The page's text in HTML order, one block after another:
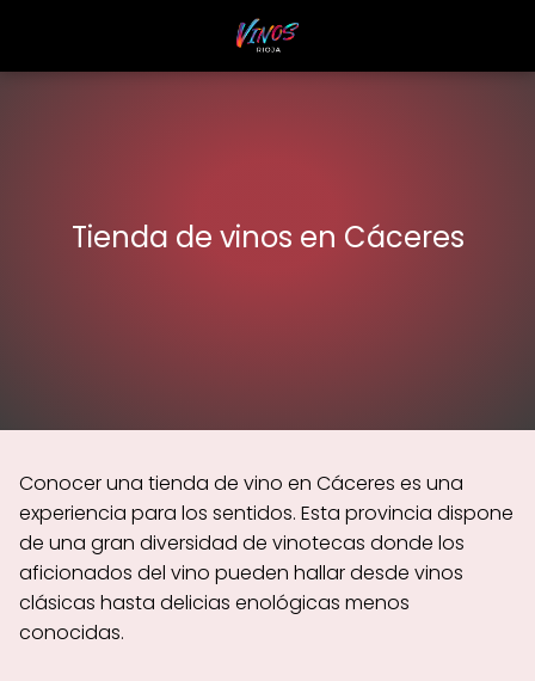
Tienda de vinos en Cáceres
Conocer una tienda de vino en Cáceres es una
experiencia para los sentidos. Esta provincia dispone
de una gran diversidad de vinotecas donde los
aficionados del vino pueden hallar desde vinos
clásicas hasta delicias enológicas menos
conocidas.